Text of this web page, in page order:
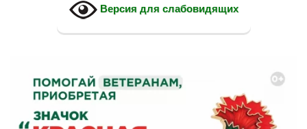
Версия для слабовидящих